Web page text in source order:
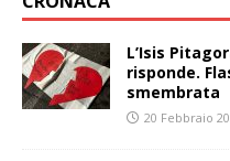
L’Isis
risponde.
smembrata
20 Febbraio